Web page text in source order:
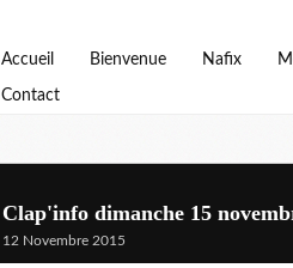
Accueil Bienvenue Nafix
Contact
Clap'info dimanche 15
12 Novembre 2015